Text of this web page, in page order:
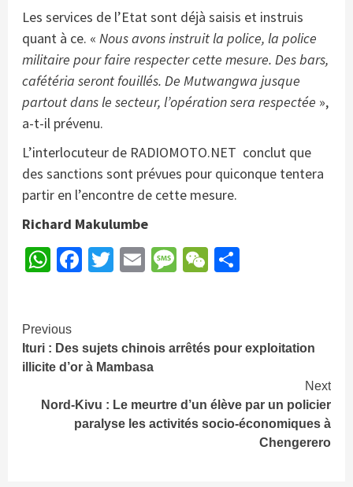
Les services de l’Etat sont déjà saisis et instruis
quant à ce. « Nous avons instruit la police, la police
militaire pour faire respecter cette mesure. Des bars,
cafétéria seront fouillés. De Mutwangwa jusque
partout dans le secteur, l’opération sera respectée »,
a-t-il prévenu.
L’interlocuteur de RADIOMOTO.NET conclut que
des sanctions sont prévues pour quiconque tentera
partir en l’encontre de cette mesure.
Richard Makulumbe
WhatsApp
Facebook
Twitter
EmailMessage
WeChat
Continue
Reading
Previous
Ituri : Des sujets chinois arrêtés pour exploitation
illicite d’or à Mambasa
Next
Nord-Kivu : Le meurtre d’un élève par un policier
paralyse les activités socio-économiques à
Chengerero